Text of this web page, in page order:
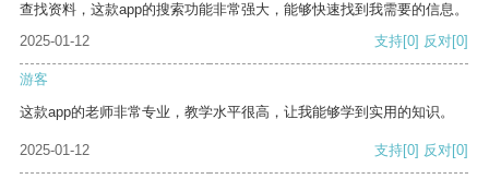
查找资料，这款app的搜索功能非常强大，能够快速找到我需要的信息。
2025-01-12
支持[0] 反对[0]
游客
这款app的老师非常专业，教学水平很高，让我能够学到实用的知识。
2025-01-12 支持[0] 反对[0]